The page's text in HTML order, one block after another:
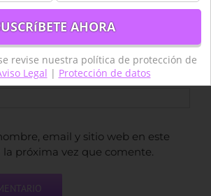
email y sitio web en este
próxima vez que comente.
revise nuestra política de protección de
Legal | Protección de datos